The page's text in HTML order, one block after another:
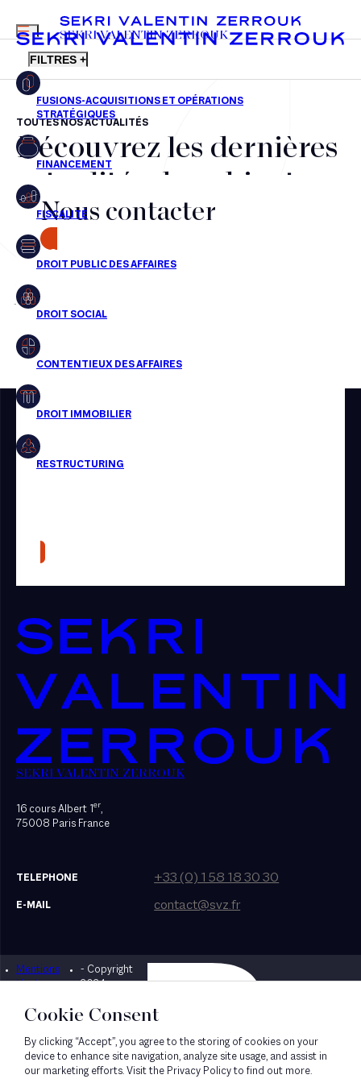
FR EN
MENU
SEKRI VALENTIN ZERROUK
FILTRES +
Fusions-acquisitions et opérations stratégiques
Financement
Fiscalité
Droit public des affaires
Droit social
Droit immobilier
Restructuring
Presse
TOUTES NOS ACTUALITÉS
Découvrez les dernières
actualités du cabinet,
nos récompenses et nos
transactions, jour après
jour
Aucun résultats pour cette recherche
Nous contacter
SEKRI VALENTIN ZERROUK
16 cours Albert 1er,
75008 Paris France
TELEPHONE +33 (0) 1 58 18 30 30
E-MAIL contact@svz.fr
Mentions
légales
- Copyright
2024
Designed by Bonhomme
Cookie Consent
By clicking “Accept”, you agree to the storing of cookies on your
device to enhance site navigation, analyze site usage, and assist in
our marketing efforts. Visit the Privacy Policy to find out more.